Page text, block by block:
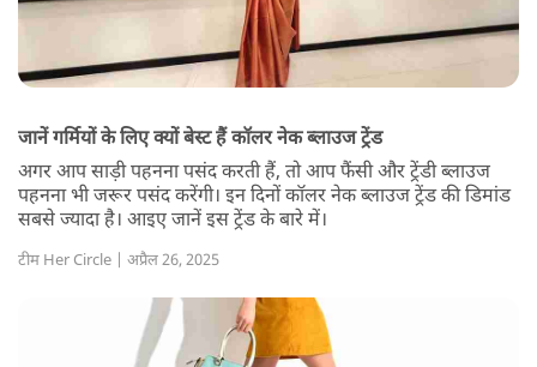
जानें गर्मियों के लिए क्यों बेस्ट हैं कॉलर नेक ब्लाउज ट्रेंड
अगर आप साड़ी पहनना पसंद करती हैं, तो आप फैंसी और ट्रेंडी ब्लाउज
पहनना भी जरूर पसंद करेंगी। इन दिनों कॉलर नेक ब्लाउज ट्रेंड की डिमांड
सबसे ज्यादा है। आइए जानें इस ट्रेंड के बारे में।
टीम Her Circle | अप्रैल 26, 2025